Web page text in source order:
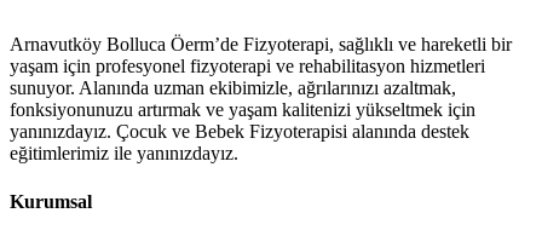
Arnavutköy Bolluca Öerm’de Fizyoterapi, sağlıklı ve hareketli bir
yaşam için profesyonel fizyoterapi ve rehabilitasyon hizmetleri
sunuyor. Alanında uzman ekibimizle, ağrılarınızı azaltmak,
fonksiyonunuzu artırmak ve yaşam kalitenizi yükseltmek için
yanınızdayız. Çocuk ve Bebek Fizyoterapisi alanında destek
eğitimlerimiz ile yanınızdayız.
Kurumsal